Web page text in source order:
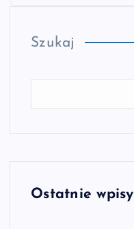
Szukaj
Ostatnie wpisy